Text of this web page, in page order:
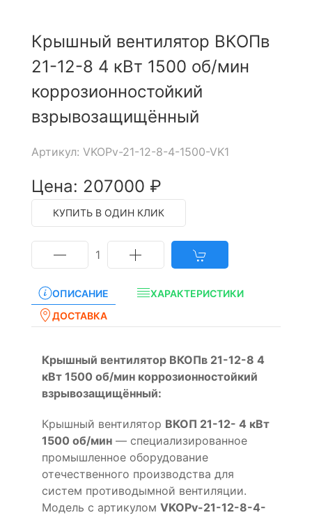
Крышный вентилятор ВКОПв
21-12-8 4 кВт 1500 об/мин
коррозионностойкий
взрывозащищённый
Артикул: VKOPv-21-12-8-4-1500-VK1
Цена: 207000 ₽
КУПИТЬ В ОДИН КЛИК
1
ОПИСАНИЕ
ХАРАКТЕРИСТИКИ
ДОСТАВКА
Крышный вентилятор ВКОПв 21-12-8 4
кВт 1500 об/мин коррозионностойкий
взрывозащищённый:
Крышный вентилятор ВКОП 21-12- 4 кВт
1500 об/мин — специализированное
промышленное оборудование
отечественного производства для
систем противодымной вентиляции.
Модель с артикулом VKOPv-21-12-8-4-